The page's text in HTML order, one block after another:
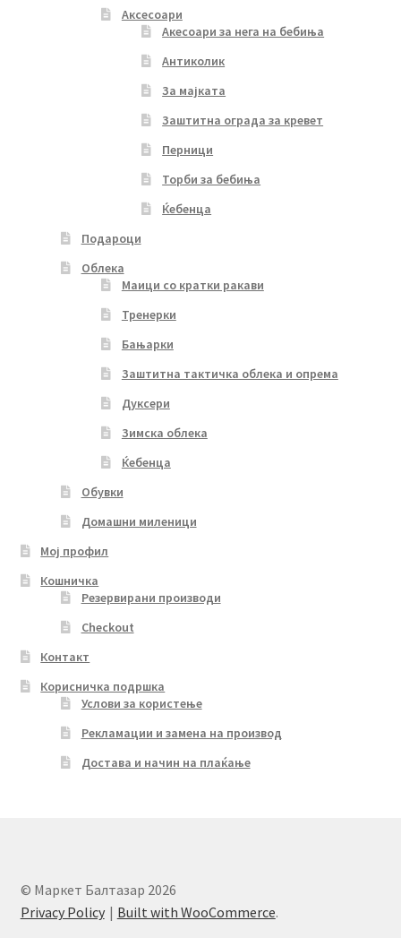
Аксесоари
Акесоари за нега на бебиња
Антиколик
За мајката
Заштитна ограда за кревет
Перници
Торби за бебиња
Ќебенца
Подароци
Облека
Маици со кратки ракави
Тренерки
Бањарки
Заштитна тактичка облека и опрема
Дуксери
Зимска облека
Ќебенца
Обувки
Домашни миленици
Мој профил
Кошничка
Резервирани производи
Checkout
Контакт
Корисничка подршка
Услови за користење
Рекламации и замена на производ
Достава и начин на плаќање
© Маркет Балтазар 2026
Privacy Policy
Built with WooCommerce.